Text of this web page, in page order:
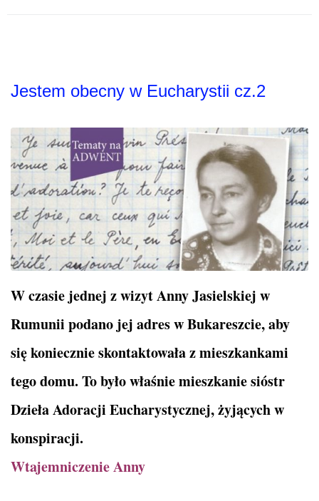
Jestem obecny w Eucharystii cz.2
W czasie jednej z wizyt Anny Jasielskiej w
Rumunii podano jej adres w Bukareszcie, aby
się koniecznie skontaktowała z mieszkankami
tego domu. To było właśnie mieszkanie sióstr
Dzieła Adoracji Eucharystycznej, żyjących w
konspiracji.
Wtajemniczenie Anny